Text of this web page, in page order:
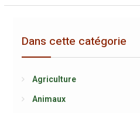
Dans cette catégorie
Agriculture
Animaux